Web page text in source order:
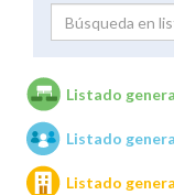
Unidades
Listado
Listado
Listado